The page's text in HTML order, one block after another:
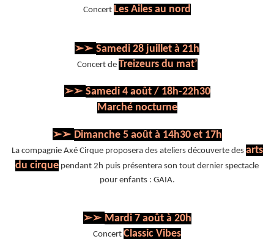
Concert Les Ailes au nord
➢➢ Samedi 28 juillet à 21h
Concert de Treizeurs du mat’
➢➢ Samedi 4 août / 18h-22h30
Marché nocturne
➢➢ Dimanche 5 août à 14h30 et 17h
La compagnie Axé Cirque proposera des ateliers découverte des arts
du cirque pendant 2h puis présentera son tout dernier spectacle
pour enfants : GAIA.
➢➢ Mardi 7 août à 20h
Concert Classic Vibes